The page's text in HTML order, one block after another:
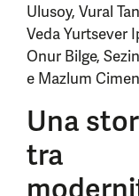
Ulusoy, Vural
Veda Yurtsever
Onur Bilge,
e Mazlum
Una
tra